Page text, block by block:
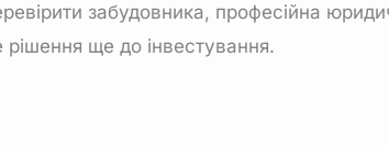
забудовника, професійна
рішення ще до інвестування.